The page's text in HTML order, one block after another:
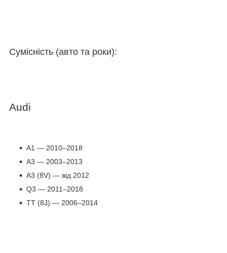
Сумісність (авто та роки):
Audi
A1 — 2010–2018
A3 — 2003–2013
A3 (8V) — від 2012
Q3 — 2011–2018
TT (8J) — 2006–2014